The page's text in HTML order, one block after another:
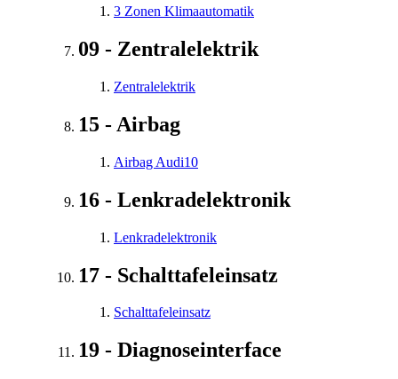
3 Zonen Klimaautomatik
09 - Zentralelektrik
Zentralelektrik
15 - Airbag
Airbag Audi10
16 - Lenkradelektronik
Lenkradelektronik
17 - Schalttafeleinsatz
Schalttafeleinsatz
19 - Diagnoseinterface